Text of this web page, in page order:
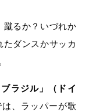
蹴るか？いづれか
たダンスかサッカ
ラジル」（ドイ
は、ラッパーが歌